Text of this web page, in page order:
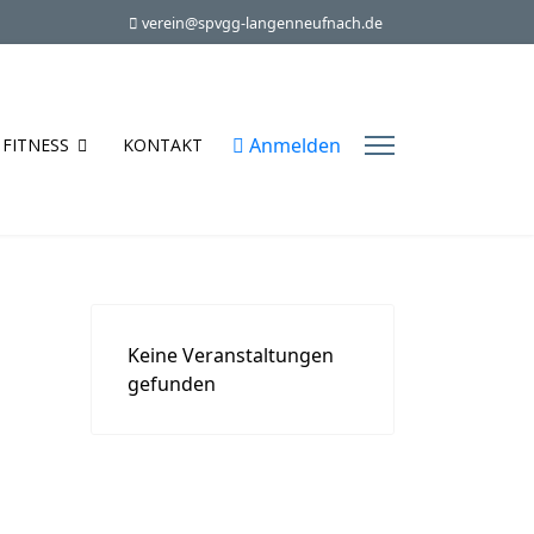
verein@spvgg-langenneufnach.de
FITNESS KONTAKT Anmelden
Keine Veranstaltungen
gefunden